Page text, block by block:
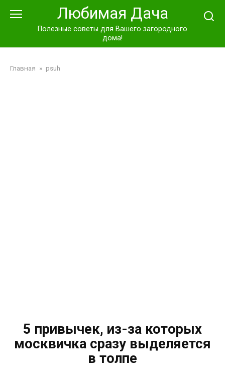
Любимая Дача
Полезные советы для Вашего загородного
дома!
Главная » psuh
5 привычек, из-за которых
москвичка сразу выделяется
в толпе